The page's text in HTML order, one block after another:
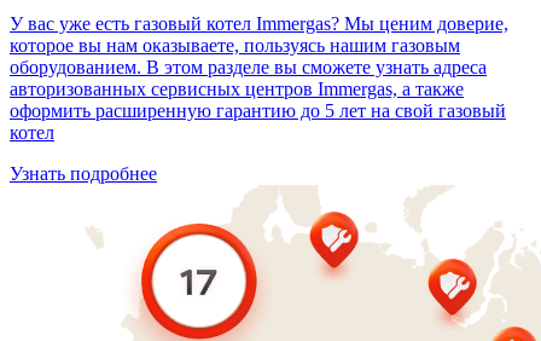
У вас уже есть газовый котел Immergas? Мы ценим доверие,
которое вы нам оказываете, пользуясь нашим газовым
оборудованием. В этом разделе вы сможете узнать адреса
авторизованных сервисных центров Immergas, а также
оформить расширенную гарантию до 5 лет на свой газовый
котел
Узнать подробнее